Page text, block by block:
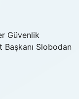
Güvenlik
Başkanı Slobodan